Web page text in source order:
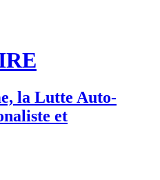
la Lutte Auto-
et